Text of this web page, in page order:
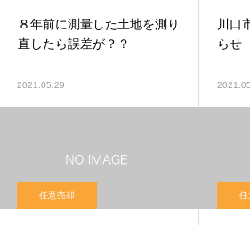
８年前に測量した土地を測り
直したら誤差が？？
2021.05.29
川口
らせ
任意売却 任